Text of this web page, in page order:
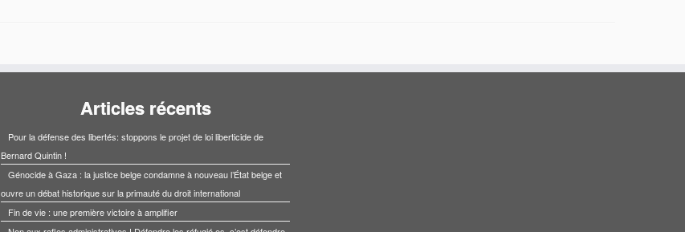
Articles récents
Pour la défense des libertés: stoppons le projet de loi liberticide de
Bernard Quintin !
Génocide à Gaza : la justice belge condamne à nouveau l’État belge et
ouvre un débat historique sur la primauté du droit international
Fin de vie : une première victoire à amplifier